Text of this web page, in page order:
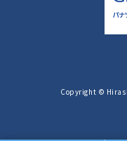
Copyright ©